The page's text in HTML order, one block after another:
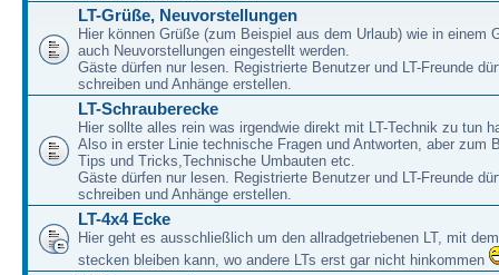
LT-Grüße, Neuvorstellungen
Hier können Grüße (zum Beispiel aus dem Urlaub) wie in einem
auch Neuvorstellungen eingestellt werden.
Gäste dürfen nur lesen. Registrierte Benutzer und LT-Freunde
schreiben und Anhänge erstellen.
LT-Schrauberecke
Hier sollte alles rein was irgendwie direkt mit LT-Technik zu tun
Also in erster Linie technische Fragen und Antworten, aber zum
Tips und Tricks,Technische Umbauten etc.
Gäste dürfen nur lesen. Registrierte Benutzer und LT-Freunde
schreiben und Anhänge erstellen.
LT-4x4 Ecke
Hier geht es ausschließlich um den allradgetriebenen LT, mit
stecken bleiben kann, wo andere LTs erst gar nicht hinkommen